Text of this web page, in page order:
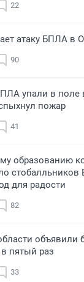
22
атаку БПЛА в
90
упали в поле
пожар
41
образованию
для радости
82
объявили
пятый раз
33